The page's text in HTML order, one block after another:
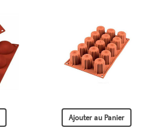
Ajouter au Panier